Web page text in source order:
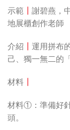
示範
謝碧燕，
地展櫃創作老師
介紹
運用拼布
己、獨一無二的
材料
材料①：準備好
頭。